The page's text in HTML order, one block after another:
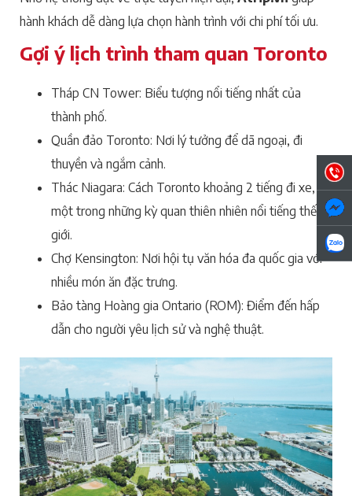
hành khách dễ dàng lựa chọn hành trình với chi phí tối ưu.
Gợi ý lịch trình tham quan Toronto
Tháp CN Tower: Biểu tượng nổi tiếng nhất của
thành phố.
Quần đảo Toronto: Nơi lý tưởng để dã ngoại, đi
thuyền và ngắm cảnh.
Thác Niagara: Cách Toronto khoảng 2 tiếng đi xe,
một trong những kỳ quan thiên nhiên nổi tiếng thế
giới.
Chợ Kensington: Nơi hội tụ văn hóa đa quốc gia với
nhiều món ăn đặc trưng.
Bảo tàng Hoàng gia Ontario (ROM): Điểm đến hấp
dẫn cho người yêu lịch sử và nghệ thuật.